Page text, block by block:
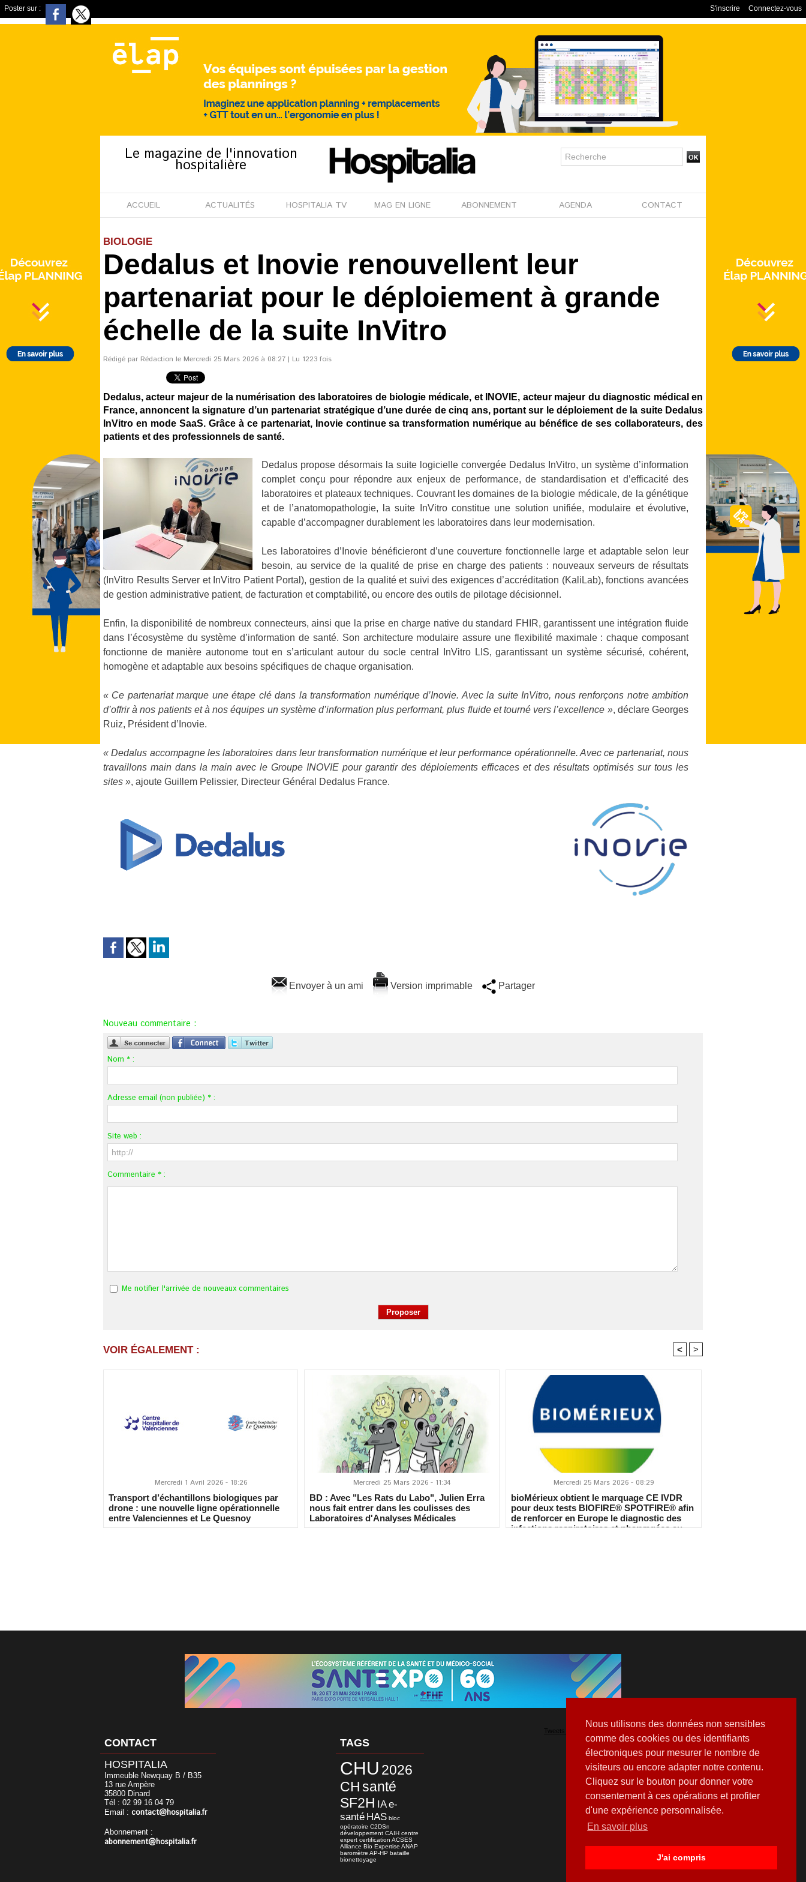
Nous utilisons des données non sensibles
comme des cookies ou des identifiants
électroniques pour mesurer le nombre de
visiteurs ou encore adapter notre contenu.
Cliquez sur le bouton pour donner votre
consentement à ces opérations et profiter
d'une expérience personnalisée.
En savoir plus
J'ai compris
Poster sur : Connectez-vous
S'inscrire
Le magazine de l'innovation
hospitalière
ACCUEIL ACTUALITÉS HOSPITALIA TV MAG EN LIGNE ABONNEMENT AGENDA CONTACT
BIOLOGIE
Dedalus et Inovie renouvellent leur
partenariat pour le déploiement à grande
échelle de la suite InVitro
Rédigé par Rédaction le Mercredi 25 Mars 2026 à 08:27 | Lu 1223 fois
Dedalus, acteur majeur de la numérisation des laboratoires de biologie médicale, et INOVIE, acteur majeur du diagnostic médical en
France, annoncent la signature d’un partenariat stratégique d’une durée de cinq ans, portant sur le déploiement de la suite Dedalus
InVitro en mode SaaS. Grâce à ce partenariat, Inovie continue sa transformation numérique au bénéfice de ses collaborateurs, des
patients et des professionnels de santé.
Dedalus propose désormais la suite logicielle convergée Dedalus InVitro, un système d’information
complet conçu pour répondre aux enjeux de performance, de standardisation et d’efficacité des
laboratoires et plateaux techniques. Couvrant les domaines de la biologie médicale, de la génétique
et de l’anatomopathologie, la suite InVitro constitue une solution unifiée, modulaire et évolutive,
capable d’accompagner durablement les laboratoires dans leur modernisation.
Les laboratoires d’Inovie bénéficieront d’une couverture fonctionnelle large et adaptable selon leur
besoin, au service de la qualité de prise en charge des patients : nouveaux serveurs de résultats
(InVitro Results Server et InVitro Patient Portal), gestion de la qualité et suivi des exigences d’accréditation (KaliLab), fonctions avancées
de gestion administrative patient, de facturation et comptabilité, ou encore des outils de pilotage décisionnel.
Enfin, la disponibilité de nombreux connecteurs, ainsi que la prise en charge native du standard FHIR, garantissent une intégration fluide
dans l’écosystème du système d’information de santé. Son architecture modulaire assure une flexibilité maximale : chaque composant
fonctionne de manière autonome tout en s’articulant autour du socle central InVitro LIS, garantissant un système sécurisé, cohérent,
homogène et adaptable aux besoins spécifiques de chaque organisation.
« Ce partenariat marque une étape clé dans la transformation numérique d’Inovie. Avec la suite InVitro, nous renforçons notre ambition
d’offrir à nos patients et à nos équipes un système d’information plus performant, plus fluide et tourné vers l’excellence », déclare Georges
Ruiz, Président d’Inovie.
« Dedalus accompagne les laboratoires dans leur transformation numérique et leur performance opérationnelle. Avec ce partenariat, nous
travaillons main dans la main avec le Groupe INOVIE pour garantir des déploiements efficaces et des résultats optimisés sur tous les
sites », ajoute Guillem Pelissier, Directeur Général Dedalus France.
Envoyer à un ami Version imprimable Partager
Nouveau commentaire :
Nom * :
Adresse email (non publiée) * :
Site web :
Commentaire * :
Me notifier l'arrivée de nouveaux commentaires
VOIR ÉGALEMENT : < >
Mercredi 1 Avril 2026 - 18:26
Transport d’échantillons biologiques par
drone : une nouvelle ligne opérationnelle
entre Valenciennes et Le Quesnoy
Mercredi 25 Mars 2026 - 11:34
BD : Avec "Les Rats du Labo", Julien Erra
nous fait entrer dans les coulisses des
Laboratoires d'Analyses Médicales
Mercredi 25 Mars 2026 - 08:29
bioMérieux obtient le marquage CE IVDR
pour deux tests BIOFIRE® SPOTFIRE® afin
de renforcer en Europe le diagnostic des
infections respiratoires et pharyngées au
CONTACT
HOSPITALIA
Immeuble Newquay B / B35
13 rue Ampère
35800 Dinard
Tél : 02 99 16 04 79
Email : contact@hospitalia.fr
Abonnement :
abonnement@hospitalia.fr
TAGS
CHU 2026
CHsanté
SF2H IAe-
santé HAS bloc
opératoire C2DSn
développement CAIH centre
expert certification ACSES
Alliance Bio Expertise ANAP
baromètre AP-HP bataille
bionettoyage
Tweets by Hospitalia_Mag